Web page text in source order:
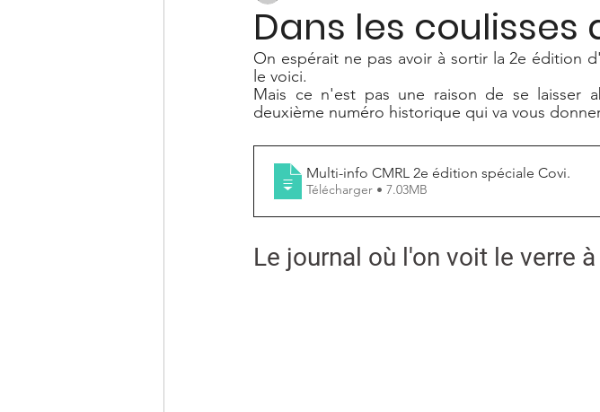
Dans les coulisses
On espérait ne pas avoir à sortir la 2e édition
le voici.
Mais ce n'est pas une raison de se laisser
deuxième numéro historique qui va vous
Multi-info CMRL 2e édition spéciale Covi.
Télécharger • 7.03MB
Le journal où l'on voit le verre